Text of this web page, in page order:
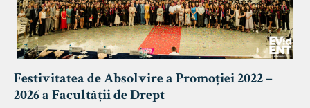
Festivitatea de Absolvire a Promoției 2022 –
2026 a Facultății de Drept